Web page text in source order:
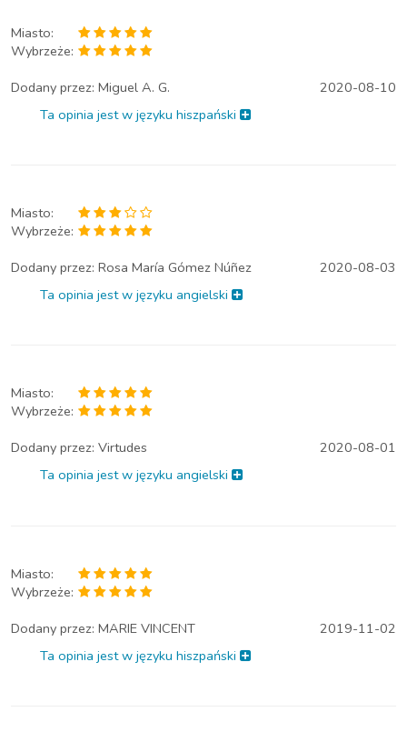
Miasto:
Wybrzeże:
Dodany przez: Miguel A. G.
2020-08-10
Ta opinia jest w języku hiszpański
Miasto:
Wybrzeże:
Dodany przez: Rosa María Gómez Núñez
2020-08-03
Ta opinia jest w języku angielski
Miasto:
Wybrzeże:
Dodany przez: Virtudes
2020-08-01
Ta opinia jest w języku angielski
Miasto:
Wybrzeże:
Dodany przez: MARIE VINCENT
2019-11-02
Ta opinia jest w języku hiszpański